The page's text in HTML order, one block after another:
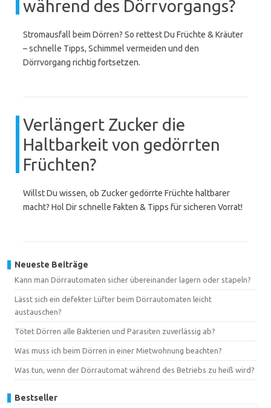
während des Dörrvorgangs?
Stromausfall beim Dörren? So rettest Du Früchte & Kräuter
– schnelle Tipps, Schimmel vermeiden und den
Dörrvorgang richtig fortsetzen.
Verlängert Zucker die
Haltbarkeit von gedörrten
Früchten?
Willst Du wissen, ob Zucker gedörrte Früchte haltbarer
macht? Hol Dir schnelle Fakten & Tipps für sicheren Vorrat!
Neueste Beiträge
Kann man Dörrautomaten sicher übereinander lagern oder stapeln?
Lässt sich ein defekter Lüfter beim Dörrautomaten leicht
austauschen?
Tötet Dörren alle Bakterien und Parasiten zuverlässig ab?
Was muss ich beim Dörren in einer Mietwohnung beachten?
Was tun, wenn der Dörrautomat während des Betriebs zu heiß wird?
Bestseller